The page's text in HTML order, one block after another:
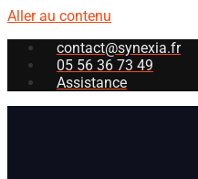
Aller au contenu
contact@synexia.fr
05 56 36 73 49
Assistance